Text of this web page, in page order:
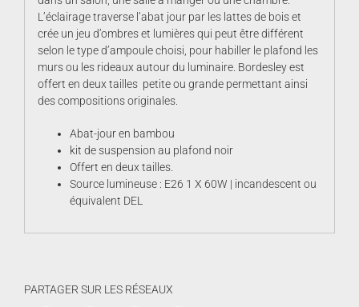
L’éclairage traverse l’abat jour par les lattes de bois et
crée un jeu d’ombres et lumières qui peut être différent
selon le type d’ampoule choisi, pour habiller le plafond les
murs ou les rideaux autour du luminaire. Bordesley est
offert en deux tailles petite ou grande permettant ainsi
des compositions originales.
Abat-jour en bambou
kit de suspension au plafond noir
Offert en deux tailles.
Source lumineuse : E26 1 X 60W | incandescent ou
équivalent DEL
PARTAGER SUR LES RÉSEAUX